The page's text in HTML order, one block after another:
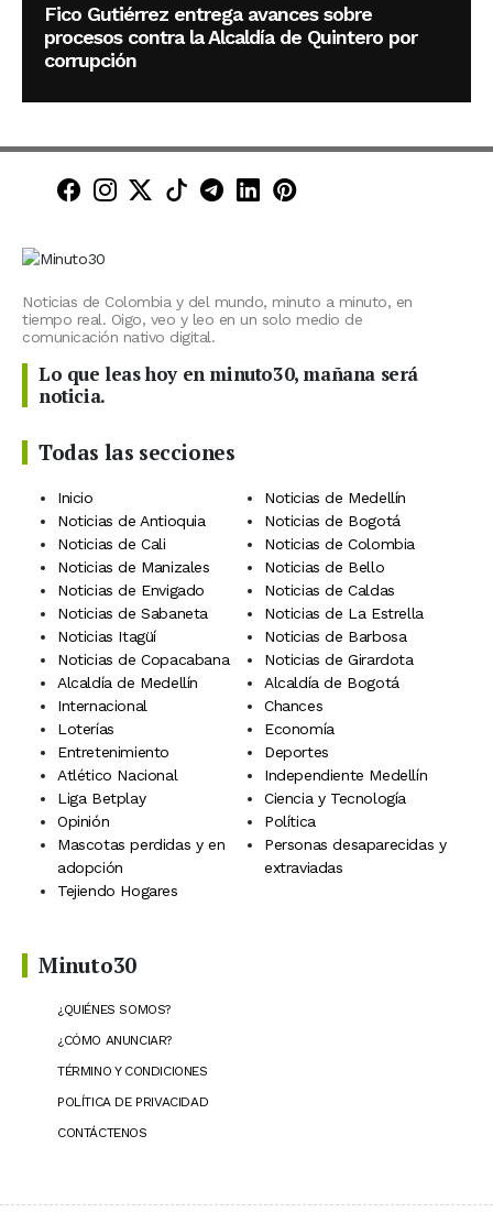
Fico Gutiérrez entrega avances sobre
procesos contra la Alcaldía de Quintero por
corrupción
Minuto30 en Facebook
Minuto30 en Instagram
Minuto30 en X (Twitter)
Minuto30 en TikTok
Canal de Minuto30 en
Minuto30 en LinkedIn
Minuto30 en
Noticias de Colombia y del mundo, minuto a minuto, en
tiempo real. Oigo, veo y leo en un solo medio de
comunicación nativo digital.
Lo que leas hoy en minuto30, mañana será
noticia.
Todas las secciones
Inicio
Noticias de Medellín
Noticias de Antioquia
Noticias de Bogotá
Noticias de Cali
Noticias de Colombia
Noticias de Manizales
Noticias de Bello
Noticias de Envigado
Noticias de Caldas
Noticias de Sabaneta
Noticias de La Estrella
Noticias Itagüí
Noticias de Barbosa
Noticias de Copacabana
Noticias de Girardota
Alcaldía de Medellín
Alcaldía de Bogotá
Internacional
Chances
Loterías
Economía
Entretenimiento
Deportes
Atlético Nacional
Independiente Medellín
Liga Betplay
Ciencia y Tecnología
Opinión
Política
Mascotas perdidas y en
adopción
Personas desaparecidas y
extraviadas
Tejiendo Hogares
Minuto30
¿QUIÉNES SOMOS?
¿CÓMO ANUNCIAR?
TÉRMINO Y CONDICIONES
POLÍTICA DE PRIVACIDAD
CONTÁCTENOS